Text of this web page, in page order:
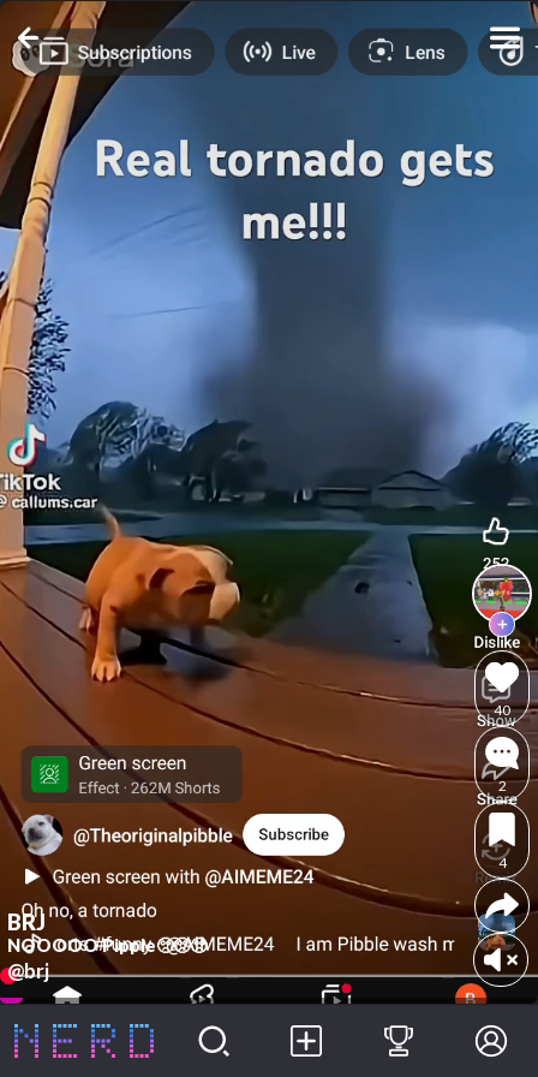
BRJ
NOOOOO Pipple🥺🥺🥺
@brj
40
2
4